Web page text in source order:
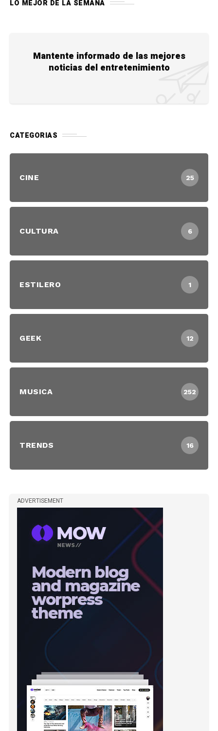
LO MEJOR DE LA SEMANA
Mantente informado de las mejores
noticias del entretenimiento
CATEGORIAS
CINE 25
CULTURA 6
ESTILERO 1
GEEK 12
MUSICA 252
TRENDS 16
ADVERTISEMENT